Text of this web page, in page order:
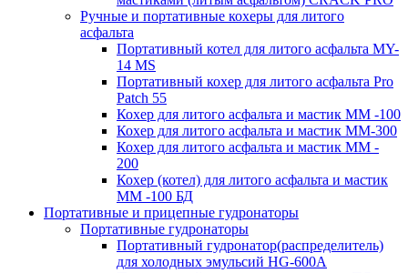
Ручные и портативные кохеры для литого
асфальта
Портативный котел для литого асфальта MY-
14 MS
Портативный кохер для литого асфальта Pro
Patch 55
Кохер для литого асфальта и мастик MM -100
Кохер для литого асфальта и мастик MM-300
Кохер для литого асфальта и мастик MM -
200
Кохер (котел) для литого асфальта и мастик
MM -100 БД
Портативные и прицепные гудронаторы
Портативные гудронаторы
Портативный гудронатор(распределитель)
для холодных эмульсий HG-600A